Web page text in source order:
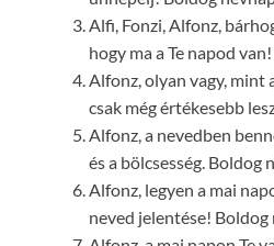
Alfi, Fonzi, Alfonz,
hogy ma a Te napod
Alfonz, olyan vagy, mint
csak még értékesebb
Alfonz, a nevedben
és a bölcsesség. Boldog
Alfonz, legyen a mai
neved jelentése!